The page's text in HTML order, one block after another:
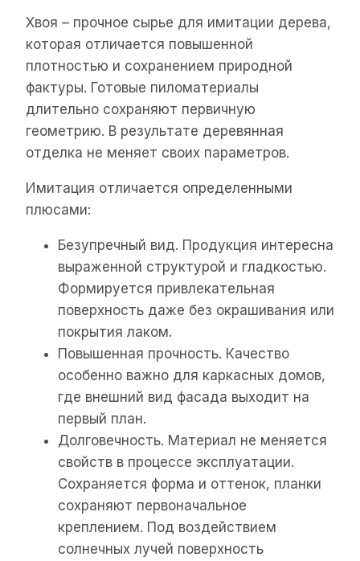
Хвоя – прочное сырье для имитации дерева,
которая отличается повышенной
плотностью и сохранением природной
фактуры. Готовые пиломатериалы
длительно сохраняют первичную
геометрию. В результате деревянная
отделка не меняет своих параметров.
Имитация отличается определенными
плюсами:
Безупречный вид. Продукция интересна
выраженной структурой и гладкостью.
Формируется привлекательная
поверхность даже без окрашивания или
покрытия лаком.
Повышенная прочность. Качество
особенно важно для каркасных домов,
где внешний вид фасада выходит на
первый план.
Долговечность. Материал не меняется
свойств в процессе эксплуатации.
Сохраняется форма и оттенок, планки
сохраняют первоначальное
креплением. Под воздействием
солнечных лучей поверхность